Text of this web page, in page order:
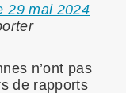
29 mai 2024
n’ont pas
de rapports